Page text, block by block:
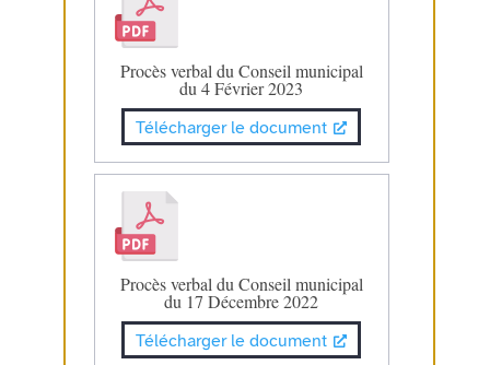
Procès verbal du Conseil municipal
du 4 Février 2023
Télécharger le document
Procès verbal du Conseil municipal
du 17 Décembre 2022
Télécharger le document